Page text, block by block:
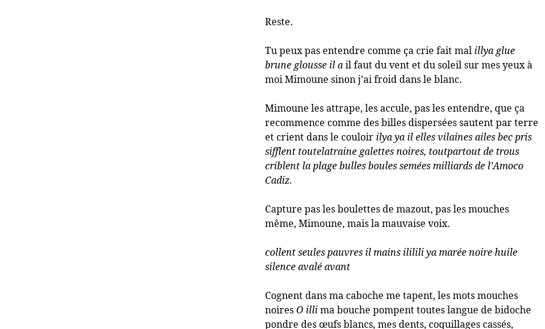
Reste.
Tu peux pas entendre comme ça crie fait mal illya glue
brune glousse il ail faut du vent et du soleil sur mes yeux à
moi Mimoune sinon j’ai froid dans le blanc.
Mimoune les attrape, les accule, pas les entendre, que ça
recommence comme des billes dispersées sautent par terre
et crient dans le couloir ilya ya il elles vilaines ailes bec pris
sifflent toutelatraine galettes noires, toutpartout de trous
criblent la plage bulles boules semées milliards de l’Amoco
Cadiz.
Capture pas les boulettes de mazout, pas les mouches
même, Mimoune, mais la mauvaise voix.
collent seules pauvres il mains ililili ya marée noire huile
silence avalé avant
Cognent dans ma caboche me tapent, les mots mouches
noiresO illima bouche pompent toutes langue de bidoche
pondre des œufs blancs, mes dents, coquillages cassés,